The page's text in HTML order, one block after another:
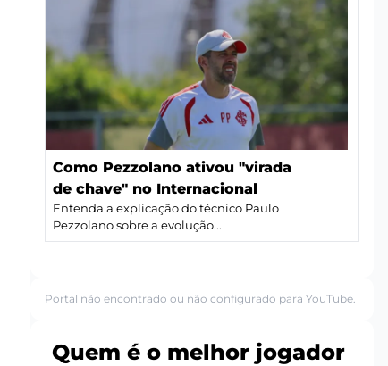
Como Pezzolano ativou "virada
de chave" no Internacional
Entenda a explicação do técnico Paulo
Pezzolano sobre a evolução...
Portal não encontrado ou não configurado para YouTube.
Quem é o melhor jogador